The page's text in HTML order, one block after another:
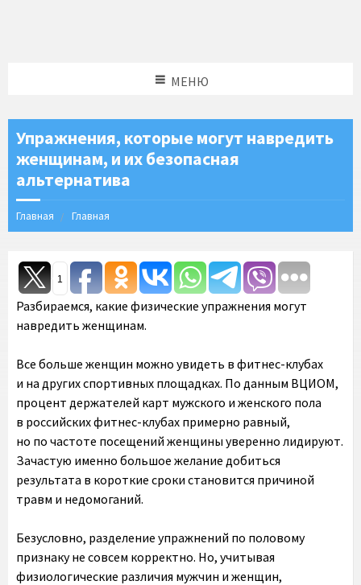
МЕНЮ
Упражнения, которые могут навредить
женщинам, и их безопасная
альтернатива
Главная Главная
1
Разбираемся, какие физические упражнения могут
навредить женщинам.
Все больше женщин можно увидеть в фитнес-клубах
и на других спортивных площадках. По данным ВЦИОМ,
процент держателей карт мужского и женского пола
в российских фитнес-клубах примерно равный,
но по частоте посещений женщины уверенно лидируют.
Зачастую именно большое желание добиться
результата в короткие сроки становится причиной
травм и недомоганий.
Безусловно, разделение упражнений по половому
признаку не совсем корректно. Но, учитывая
физиологические различия мужчин и женщин,